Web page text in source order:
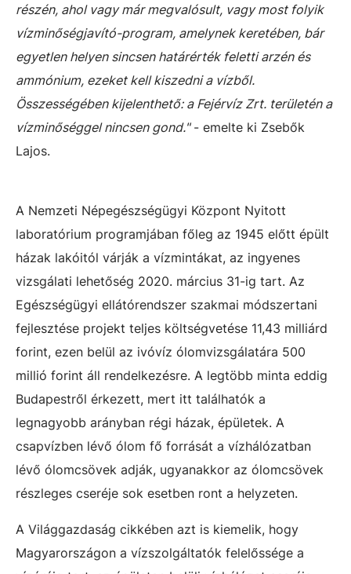
részén, ahol vagy már megvalósult, vagy most folyik
vízminőségjavító-program, amelynek keretében, bár
egyetlen helyen sincsen határérték feletti arzén és
ammónium, ezeket kell kiszedni a vízből.
Összességében kijelenthető: a Fejérvíz Zrt. területén a
vízminőséggel nincsen gond."- emelte ki Zsebők
Lajos.
A Nemzeti Népegészségügyi Központ Nyitott
laboratórium programjában főleg az 1945 előtt épült
házak lakóitól várják a vízmintákat, az ingyenes
vizsgálati lehetőség 2020. március 31-ig tart. Az
Egészségügyi ellátórendszer szakmai módszertani
fejlesztése projekt teljes költségvetése 11,43 milliárd
forint, ezen belül az ivóvíz ólomvizsgálatára 500
millió forint áll rendelkezésre. A legtöbb minta eddig
Budapestről érkezett, mert itt találhatók a
legnagyobb arányban régi házak, épületek. A
csapvízben lévő ólom fő forrását a vízhálózatban
lévő ólomcsövek adják, ugyanakkor az ólomcsövek
részleges cseréje sok esetben ront a helyzeten.
A Világgazdaság cikkében azt is kiemelik, hogy
Magyarországon a vízszolgáltatók felelőssége a